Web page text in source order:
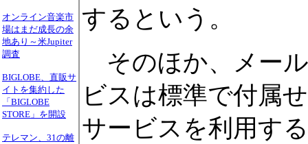
オンライン音楽市
場はまだ成長の余
地あり～米Jupiter
調査
BIGLOBE、直販サ
イトを集約した
「BIGLOBE
STORE」を開設
テレマン、31の離
するという。
そのほか、メー
ビスは標準で付属
サービスを利用す